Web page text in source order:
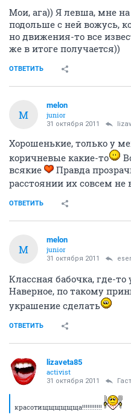
Мои, ага)) Я левша, мне
подольше с ней вожусь,
но движения-то все
же в итоге получается))
ОТВЕТИТЬ
M
melon
junior
31 октября 2011
Хорошенькие, только у
коричневые какие-то
всякие
Правда
расстоянии их совсем не
ОТВЕТИТЬ
M
melon
junior
31 октября 2011
Классная бабочка, где-
Наверное, по такому
украшение сделать
ОТВЕТИТЬ
lizaveta85
activist
31 октября 2011
красотищщщщщща!!!!!!!!!!!